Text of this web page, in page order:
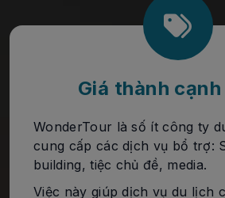
Giá thành
WonderTour là số ít công ty
cung cấp các dịch vụ bổ trợ:
building, tiệc chủ đề, media.
Việc này giúp dịch vụ du lịch